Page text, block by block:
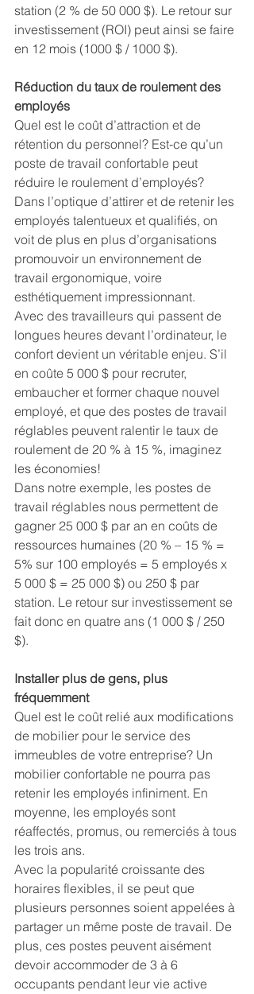
station (2 % de 50 000 $). Le retour sur
investissement (ROI) peut ainsi se faire
en 12 mois (1000 $ / 1000 $).
Réduction du taux de roulement des
employés
Quel est le coût d’attraction et de
rétention du personnel? Est-ce qu’un
poste de travail confortable peut
réduire le roulement d’employés?
Dans l’optique d’attirer et de retenir les
employés talentueux et qualifiés, on
voit de plus en plus d’organisations
promouvoir un environnement de
travail ergonomique, voire
esthétiquement impressionnant.
Avec des travailleurs qui passent de
longues heures devant l’ordinateur, le
confort devient un véritable enjeu. S’il
en coûte 5 000 $ pour recruter,
embaucher et former chaque nouvel
employé, et que des postes de travail
réglables peuvent ralentir le taux de
roulement de 20 % à 15 %, imaginez
les économies!
Dans notre exemple, les postes de
travail réglables nous permettent de
gagner 25 000 $ par an en coûts de
ressources humaines (20 % – 15 % =
5% sur 100 employés = 5 employés x
5 000 $ = 25 000 $) ou 250 $ par
station. Le retour sur investissement se
fait donc en quatre ans (1 000 $ / 250
$).
Installer plus de gens, plus
fréquemment
Quel est le coût relié aux modifications
de mobilier pour le service des
immeubles de votre entreprise? Un
mobilier confortable ne pourra pas
retenir les employés infiniment. En
moyenne, les employés sont
réaffectés, promus, ou remerciés à tous
les trois ans.
Avec la popularité croissante des
horaires flexibles, il se peut que
plusieurs personnes soient appelées à
partager un même poste de travail. De
plus, ces postes peuvent aisément
devoir accommoder de 3 à 6
occupants pendant leur vie active